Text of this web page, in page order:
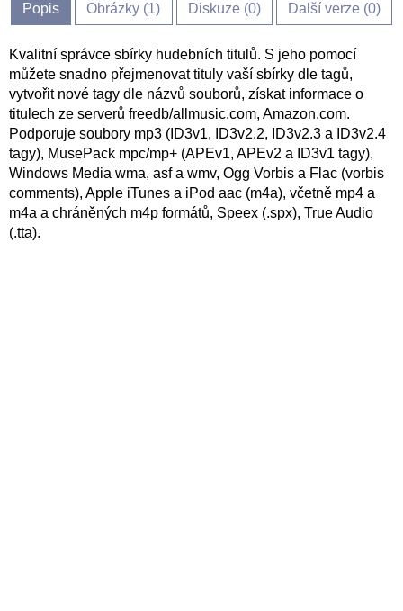
Popis Obrázky (1) Diskuze (0) Další verze (0)
Kvalitní správce sbírky hudebních titulů. S jeho pomocí
můžete snadno přejmenovat tituly vaší sbírky dle tagů,
vytvořit nové tagy dle názvů souborů, získat informace o
titulech ze serverů freedb/allmusic.com, Amazon.com.
Podporuje soubory mp3 (ID3v1, ID3v2.2, ID3v2.3 a ID3v2.4
tagy), MusePack mpc/mp+ (APEv1, APEv2 a ID3v1 tagy),
Windows Media wma, asf a wmv, Ogg Vorbis a Flac (vorbis
comments), Apple iTunes a iPod aac (m4a), včetně mp4 a
m4a a chráněných m4p formátů, Speex (.spx), True Audio
(.tta).